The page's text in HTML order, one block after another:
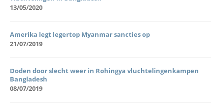
13/05/2020
Amerika legt legertop Myanmar sancties op
21/07/2019
Doden door slecht weer in Rohingya vluchtelingenkampen
Bangladesh
08/07/2019